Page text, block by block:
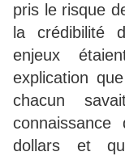
pris le risque
la crédibilité
enjeux
explication
chacun
dollars et